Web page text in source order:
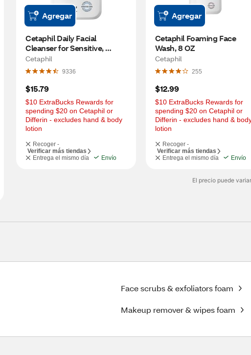
Agregar
Cetaphil Daily Facial
Cleanser for Sensitive,
Combination to Oily Skin, 16
OZ
Cetaphil
9336
$15.79
$10 ExtraBucks Rewards for
spending $20 on Cetaphil or
Differin - excludes hand & body
lotion
Recoger -
Verificar más tiendas
Entrega el mismo día
Envío
Agregar
Cetaphil Foaming Face
Wash, 8 OZ
Cetaphil
255
$12.99
$10 ExtraBucks Rewards for
spending $20 on Cetaphil or
Differin - excludes hand &
lotion
Recoger -
Verificar más tiendas
Entrega el mismo día
Envío
El precio puede
Face scrubs & exfoliators foam
Makeup remover & wipes foam